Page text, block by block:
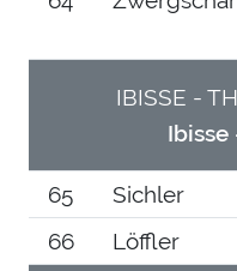
IBISSE -
Ibisse
65 Sichler
66
Löffler